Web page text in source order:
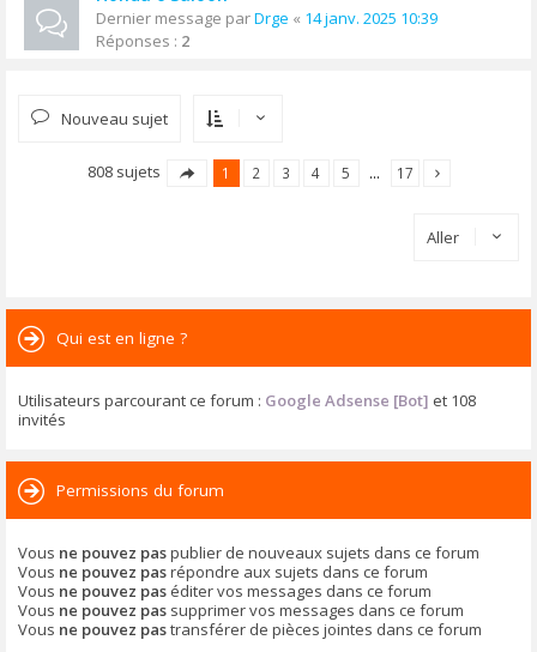
Dernier message parDrge « 14 janv. 2025 10:39
Réponses : 2
Nouveau sujet
808 sujets 1 2 3 4 5 … 17
Aller
Qui est en ligne ?
Utilisateurs parcourant ce forum : Google Adsense [Bot] et 108
invités
Permissions du forum
Vous ne pouvez paspublier de nouveaux sujets dans ce forum
Vous ne pouvez pasrépondre aux sujets dans ce forum
Vous ne pouvez pas éditer vos messages dans ce forum
Vous ne pouvez pas supprimer vos messages dans ce forum
Vous ne pouvez pastransférer de pièces jointes dans ce forum